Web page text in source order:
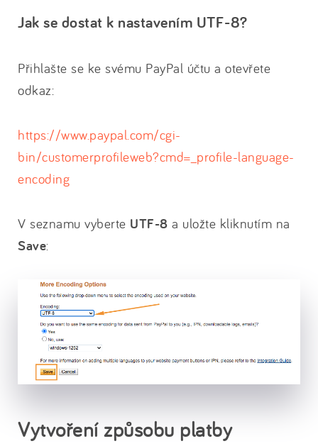
Jak se dostat k nastavením UTF-8?
Přihlašte se ke svému PayPal účtu a otevřete
odkaz:
https://www.paypal.com/cgi-
bin/customerprofileweb?cmd=_profile-language-
encoding
V seznamu vyberte UTF-8 a uložte kliknutím na
Save:
Vytvoření způsobu platby